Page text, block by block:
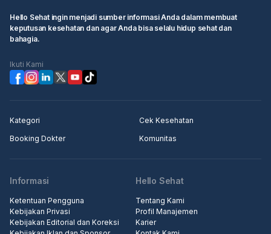
Hello Sehat ingin menjadi sumber informasi Anda dalam membuat
keputusan kesehatan dan agar Anda bisa selalu hidup sehat dan
bahagia.
Ikuti Kami
Kategori
Cek Kesehatan
Booking Dokter
Komunitas
Informasi
Ketentuan Pengguna
Kebijakan Privasi
Kebijakan Editorial dan Koreksi
Hello Sehat
Tentang Kami
Profil Manajemen
Karier